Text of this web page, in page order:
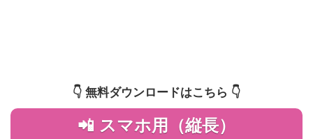
👇️ 無料ダウンロードはこちら 👇️
📲 スマホ用（縦長）